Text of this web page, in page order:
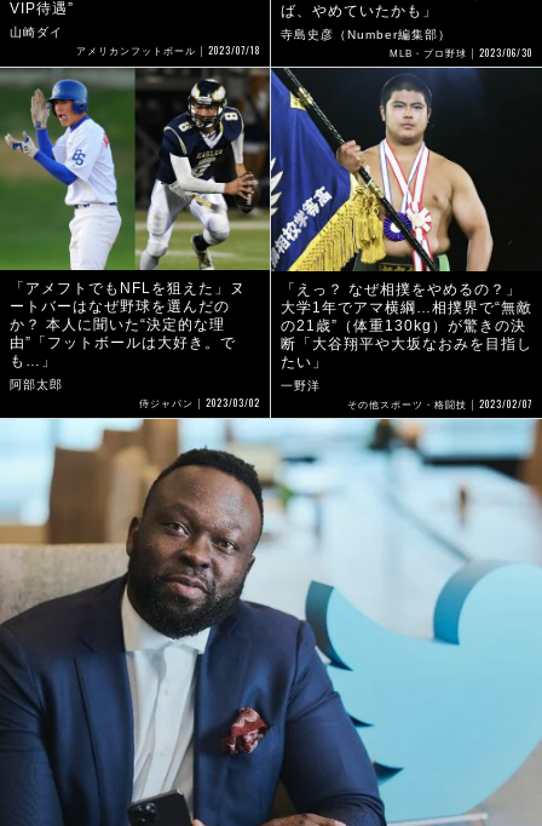
VIP待遇”
山崎ダイ
アメリカンフットボール 2023/07/18
ば、やめていたかも」
寺島史彦（Number編集部）
MLB・プロ野球 2023/06/30
「アメフトでもNFLを狙えた」ヌ
ートバーはなぜ野球を選んだの
か？ 本人に聞いた“決定的な理
由”「フットボールは大好き。で
も…」
阿部太郎
侍ジャパン 2023/03/02
「えっ？ なぜ相撲をやめるの？」
大学1年でアマ横綱…相撲界で“無敵
の21歳”（体重130kg）が驚きの決
断「大谷翔平や大坂なおみを目指し
たい」
一野洋
その他スポーツ・格闘技 2023/02/07